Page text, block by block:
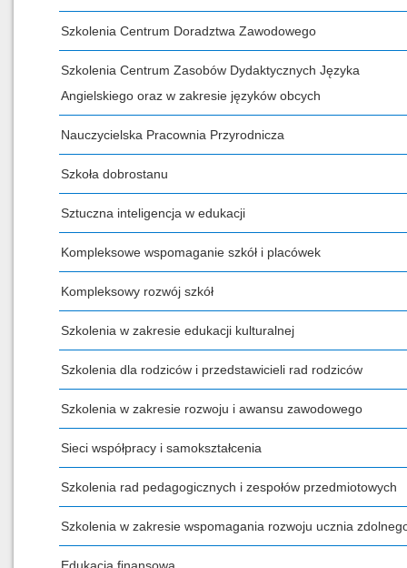
Szkolenia Centrum Doradztwa Zawodowego
Szkolenia Centrum Zasobów Dydaktycznych Języka
Angielskiego oraz w zakresie języków obcych
Nauczycielska Pracownia Przyrodnicza
Szkoła dobrostanu
Sztuczna inteligencja w edukacji
Kompleksowe wspomaganie szkół i placówek
Kompleksowy rozwój szkół
Szkolenia w zakresie edukacji kulturalnej
Szkolenia dla rodziców i przedstawicieli rad rodziców
Szkolenia w zakresie rozwoju i awansu zawodowego
Sieci współpracy i samokształcenia
Szkolenia rad pedagogicznych i zespołów przedmiotowych
Szkolenia w zakresie wspomagania rozwoju ucznia